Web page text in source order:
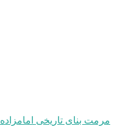
مرمت بنای تاریخی